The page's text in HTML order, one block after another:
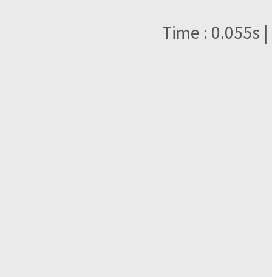
Time : 0.055s